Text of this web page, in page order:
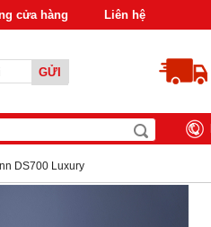
cửa hàng Liên hệ
GỬI
DS700 Luxury